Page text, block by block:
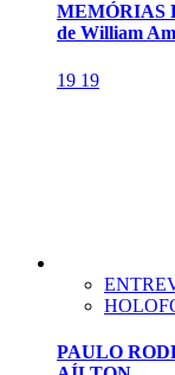
MEMÓRIAS
de William
19 19
PAULO